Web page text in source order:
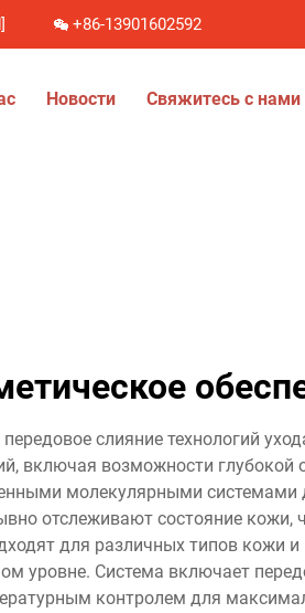
+86-13901602592
Новости Свяжитесь с нами
слияние технологий
включая возможности глубокой
молекулярными
отслеживают состояние кожи,
для различных типов кожи
уровне. Система включает
контролем для